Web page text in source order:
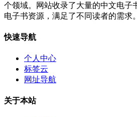
个领域。网站收录了大量的中文电子
电子书资源，满足了不同读者的需求。
快速导航
个人中心
标签云
网址导航
关于本站